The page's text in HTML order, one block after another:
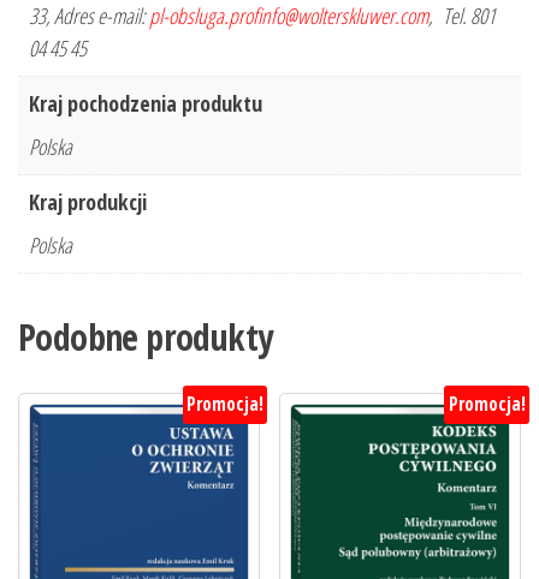
33, Adres e-mail:pl-obsluga.profinfo@wolterskluwer.com, Tel. 801
04 45 45
Kraj pochodzenia produktu
Polska
Kraj produkcji
Polska
Podobne produkty
Promocja! Promocja!